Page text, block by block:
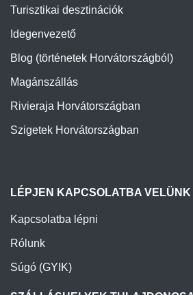
Idegenvezető
Blog (történetek Horvátországból)
Magánszállás
Rivieraja Horvátországban
Szigetek Horvátországban
Kapcsolatba lépni
Rólunk
Súgó (GYIK)
SZÁLLÁSHELYEK TULAJDONOSAI